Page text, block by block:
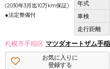
(2030年3月迄10万km保証)
●法定整備付
札幌市手稲区 マツダオートザム手
お気に入りに
登録する